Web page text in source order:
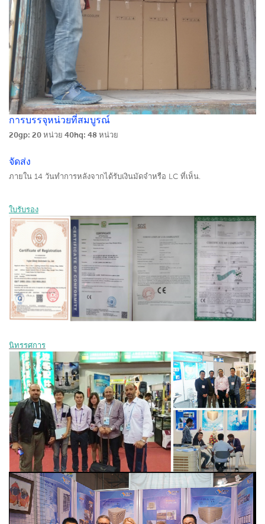
การบรรจุหน่วยที่สมบูรณ์
20gp: 20 หน่วย 40hq: 48 หน่วย
จัดส่ง
ภายใน 14 วันทำการหลังจากได้รับเงินมัดจำหรือ LC ที่เห็น.
ใบรับรอง
นิทรรศการ